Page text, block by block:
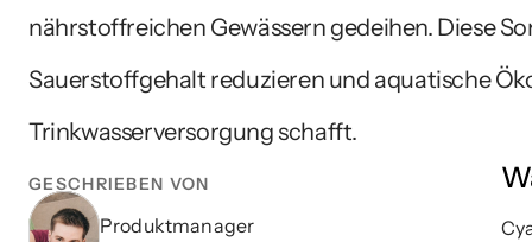
nährstoffreichen Gewässern gedeihen. Diese
Sauerstoffgehalt reduzieren und aquatische
Trinkwasserversorgung schafft.
GESCHRIEBEN VON
Produktmanager